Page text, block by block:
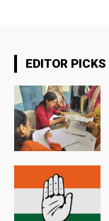
EDITOR PICKS